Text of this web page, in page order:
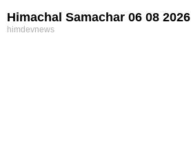
Himachal Samachar 06 08 2026
himdevnews